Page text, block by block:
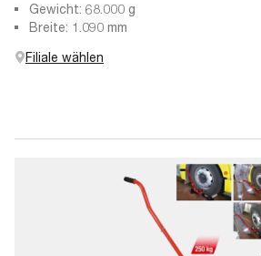
Gewicht: 68.000 g
Breite: 1.090 mm
Filiale wählen